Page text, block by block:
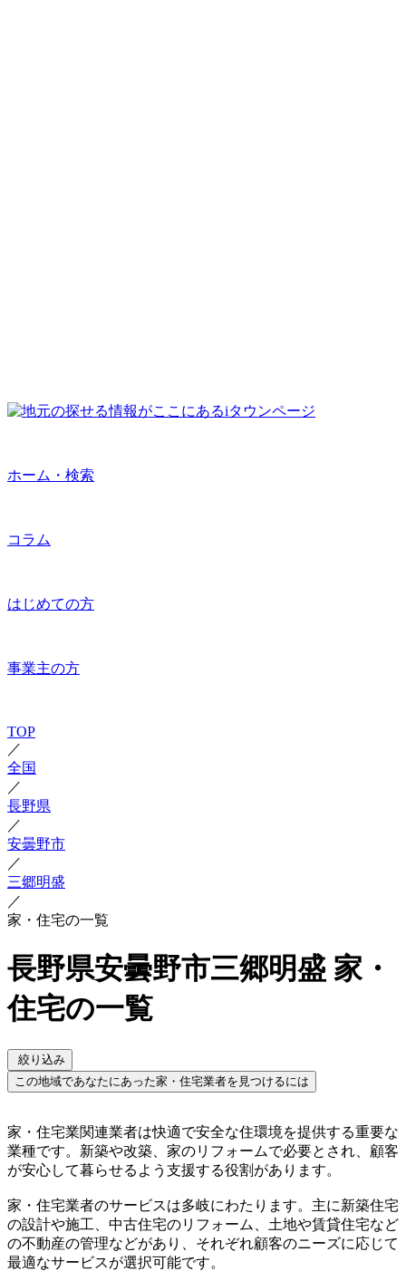
ホーム・検索
コラム
はじめての方
事業主の方
TOP
／
全国
／
長野県
／
安曇野市
／
三郷明盛
／
家・住宅の一覧
長野県安曇野市三郷明盛 家・
住宅の一覧
絞り込み
この地域であなたにあった家・住宅業者を見つけるには
家・住宅業関連業者は快適で安全な住環境を提供する重要な
業種です。新築や改築、家のリフォームで必要とされ、顧客
が安心して暮らせるよう支援する役割があります。
家・住宅業者のサービスは多岐にわたります。主に新築住宅
の設計や施工、中古住宅のリフォーム、土地や賃貸住宅など
の不動産の管理などがあり、それぞれ顧客のニーズに応じて
最適なサービスが選択可能です。